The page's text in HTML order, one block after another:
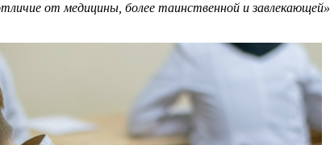
от медицины, более таинственной и завлекающей»